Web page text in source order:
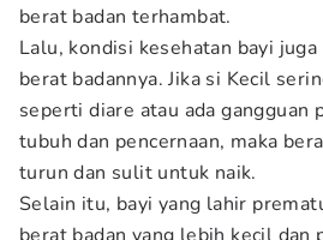
berat badan terhambat.
Lalu, kondisi kesehatan bayi
berat badannya. Jika si Kecil
seperti diare atau ada gangguan
tubuh dan pencernaan, maka
turun dan sulit untuk naik.
Selain itu, bayi yang lahir